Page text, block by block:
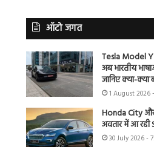
ऑटो जगत
Tesla Model
अब भारतीय
जानिए क्या-क्या
1 August 2026
Honda City
अवतार में आ
30 July 2026 -